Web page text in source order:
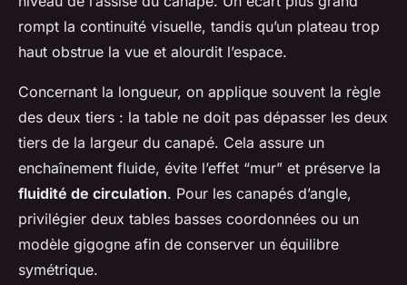
rompt la continuité visuelle, tandis qu’un plateau trop
haut obstrue la vue et alourdit l’espace.
Concernant la longueur, on applique souvent la règle
des deux tiers : la table ne doit pas dépasser les deux
tiers de la largeur du canapé. Cela assure un
enchaînement fluide, évite l’effet “mur” et préserve la
fluidité de circulation. Pour les canapés d’angle,
privilégier deux tables basses coordonnées ou un
modèle gigogne afin de conserver un équilibre
symétrique.